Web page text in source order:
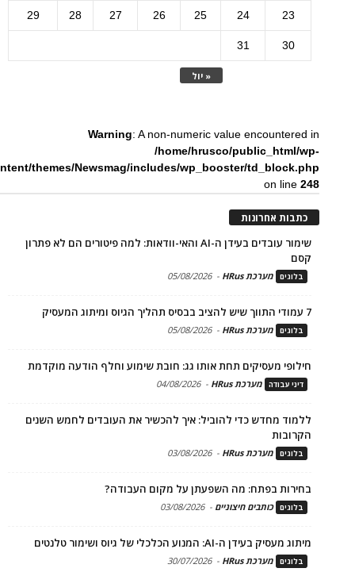
« יול
23
24
25
26
27
28
29
30
31
Warning: A non-numeric value encountered in
/home/hrusco/public_html/wp-
themes/Newsmag/includes/wp_booster/td_block.php
on line248
כתבות אחרונות
שימור עובדים בעידן ה-AI והאי-וודאות: למה פיטורים הם לא פתרון
קסם
בלוגים מערכת HRus -
05/08/2026
7 עמודי התווך שיש להציב בבסיס תהליך הגיוס ומיתוג המעסיק
בלוגים מערכת HRus -
05/08/2026
חילופי מעסיקים תחת אותו גג: חובת שימוע וחלף הודעה מוקדמת
דיני עבודה מערכת HRus -
04/08/2026
ללמוד מחדש כדי להוביל: איך להכשיר את העובדים לחמש השנים
הקרובות
בלוגים מערכת HRus -
03/08/2026
בחירות בפתח: מה השפעתן על מקום העבודה?
בלוגים כותבים חיצוניים -
03/08/2026
מיתוג מעסיק בעידן ה-AI: המנוע הכלכלי של גיוס ושימור טלנטים
בלוגים מערכת HRus -
30/07/2026